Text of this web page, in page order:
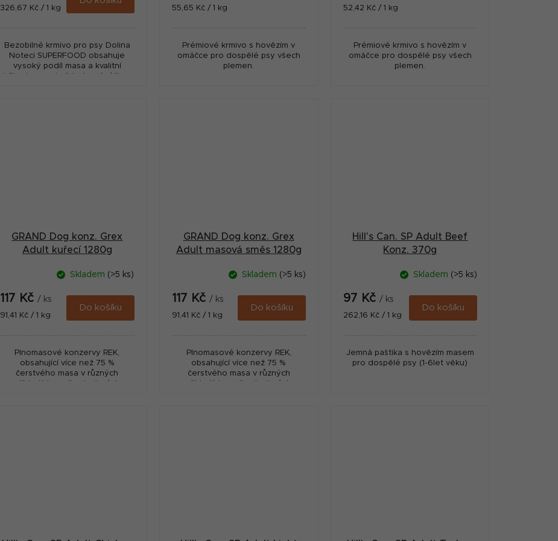
Měrná
326,67 Kč / 1 kg
Bezobilné krmivo pro psy Dolina
Noteci SUPERFOOD obsahuje
vysoký podíl masa a kvalitní
bílkoviny pro každodenní výživu.
Měrná
55,65 Kč / 1 kg
Prémiové krmivo s hovězím v
omáčce pro dospělé psy všech
plemen.
Měrná
52,42 Kč / 1 kg
Prémiové krmivo s hovězím v
omáčce pro dospělé psy všech
plemen.
GRAND Dog konz. Grex
Adult kuřecí 1280g
Skladem (>5 ks)
117 Kč/ ks
Měrná
91,41 Kč / 1 kg
Do košíku
Plnomasové konzervy REK,
obsahující více než 75 %
čerstvého masa v různých
příchutích podle chuťových
GRAND Dog konz. Grex
Adult masová směs 1280g
Skladem (>5 ks)
117 Kč / ks
Měrná
91,41 Kč / 1 kg
Do košíku
Plnomasové konzervy REK,
obsahující více než 75 %
čerstvého masa v různých
příchutích podle chuťových
Hill's Can. SP Adult Beef
Konz. 370g
Skladem (>5 ks)
97 Kč / ks
Měrná
262,16 Kč / 1 kg
Do košíku
Jemná paštika s hovězím masem
pro dospělé psy (1-6let věku)